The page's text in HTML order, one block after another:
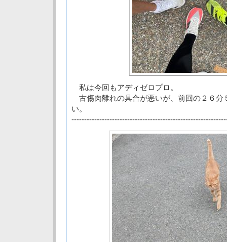
私は今回もアディゼロプロ。
古傷肉離れの具合が悪いが、前回の２６分
い。